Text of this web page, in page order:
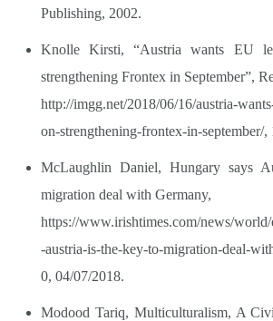
Publishing, 2002.
Knolle Kirsti, “Austria wants EU
strengthening Frontex in September”,
http://imgg.net/2018/06/16/austria-
on-strengthening-frontex-in-september/,
McLaughlin Daniel, Hungary says
migration deal with Germany,
https://www.irishtimes.com/news/world/
-austria-is-the-key-to-migration-deal-
0, 04/07/2018.
Modood Tariq, Multiculturalism, A